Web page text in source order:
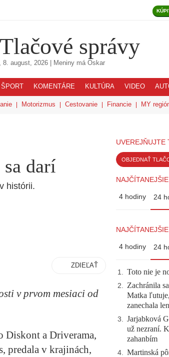
Tlačové správy
8. august, 2026| Meniny má Oskar
ŠPORT KOMENTÁRE KULTÚRA VIDEO
Motorizmus Cestovanie Financie MY
darí
histórii.
ZDIEĽAŤ
v prvom mesiaci od
Diskont a Driverama,
predala v krajinách,
UVEREJŇUJTE
OBJEDNAŤ
4 hodiny 24
4 hodiny 24
1. Toto nie je
2. Zachránila
Matka
zanechala
3. Jarjabková
už nezraní.
zahanbím
4. Martinská